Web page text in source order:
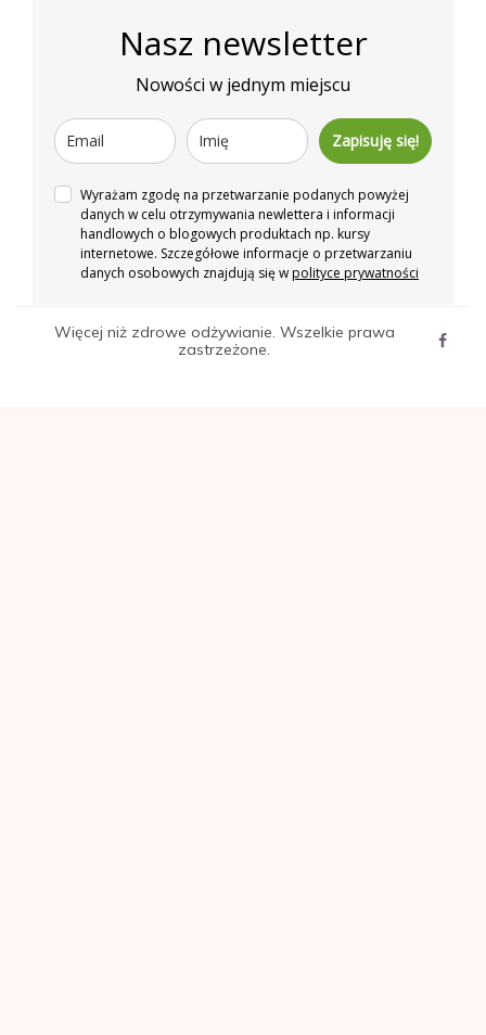
Nasz newsletter
Nowości w jednym miejscu
Zapisuję się!
Wyrażam zgodę na przetwarzanie podanych powyżej
danych w celu otrzymywania newlettera i informacji
handlowych o blogowych produktach np. kursy
internetowe. Szczegółowe informacje o przetwarzaniu
danych osobowych znajdują się wpolityce prywatności
Więcej niż zdrowe odżywianie. Wszelkie prawa
zastrzeżone.